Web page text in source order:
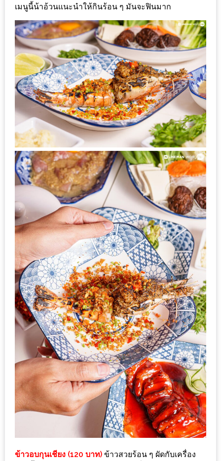
200
บาท
ชี้
เบาะแส
ความ
อร่อย
ตาม
รอย
น้า
อ้วน
ชวน
หิว
ติดต่อ
น้า
อ้วน
ติดต่อ
น้า
อ้วน
น้า
อ้วน
ชวน
คุย
นโยบาย
ความ
เป็น
ส่วน
นโยบาย
เมนูนี้น้าอ้วนแนะนำให้กินร้อน ๆ มันจะฟินมาก
ข้าวอบกุนเชียง (120 บาท) ข้าวสวยร้อน ๆ ผัดกับเครื่อง